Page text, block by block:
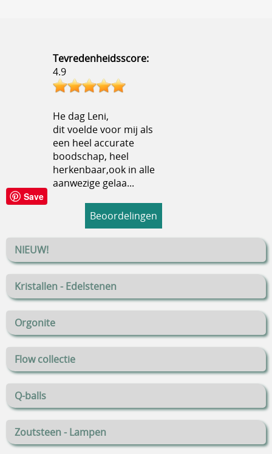
Save
Tevredenheidsscore:
4.9
He dag Leni,
dit voelde voor mij als
een heel accurate
boodschap, heel
herkenbaar,ook in alle
aanwezige gelaa...
Beoordelingen
NIEUW!
Kristallen - Edelstenen
Orgonite
Flow collectie
Q-balls
Zoutsteen - Lampen